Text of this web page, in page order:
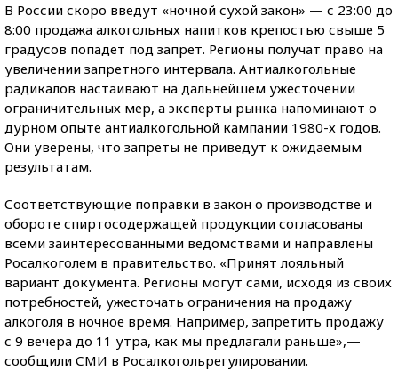
В России скоро введут «ночной сухой закон» — с 23:00 до
8:00 продажа алкогольных напитков крепостью свыше 5
градусов попадет под запрет. Регионы получат право на
увеличении запретного интервала. Антиалкогольные
радикалов настаивают на дальнейшем ужесточении
ограничительных мер, а эксперты рынка напоминают о
дурном опыте антиалкогольной кампании 1980-х годов.
Они уверены, что запреты не приведут к ожидаемым
результатам.
Соответствующие поправки в закон о производстве и
обороте спиртосодержащей продукции согласованы
всеми заинтересованными ведомствами и направлены
Росалкоголем в правительство. «Принят лояльный
вариант документа. Регионы могут сами, исходя из своих
потребностей, ужесточать ограничения на продажу
алкоголя в ночное время. Например, запретить продажу
с 9 вечера до 11 утра, как мы предлагали раньше»,—
сообщили СМИ в Росалкогольрегулировании.